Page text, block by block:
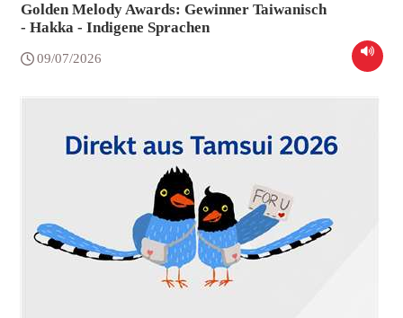
Golden Melody Awards: Gewinner Taiwanisch
- Hakka - Indigene Sprachen
09/07/2026